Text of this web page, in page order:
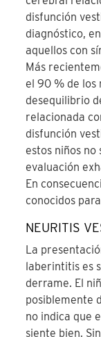
disfunción
diagnóstico,
aquellos con
Más
el 90 % de los
desequilibrio
relacionada
disfunción
estos niños
evaluación
En
conocidos
NEURITIS
La
laberintitis es
derrame. El
posiblemente
no indica que
siente bien.